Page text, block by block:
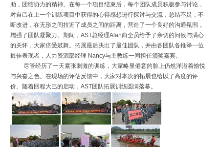
助，团结协力的精神。在每一个项目结束后，每个团队成员积极参与讨论，
对自己在上一个训练项目中获得的心得感想进行探讨与交流，总结不足，不
断改进，在无形之间拉近了成员之间的距离，营造了一个良好的沟通氛围，
增强了团队凝聚力。期间，AST总经理Alan向全员给予了亲切的问候与满心
的关怀，大家倍受鼓舞。拓展最后决出了最佳团队，并由各团队各推举一位
最佳表现者，人力资源部经理 Nancy与主教练一同担任颁奖嘉宾。
尽管经历了一天紧张刺激的训练，大家略显倦意的脸上仍然洋溢着愉悦
与兴奋之色。在现场的评估反馈中，大家对本次的拓展也给以了高度的评
价。随着回程大巴的启动，AST团队拓展训练圆满落幕。